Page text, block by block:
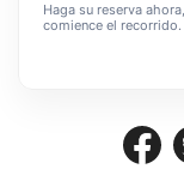
Haga su reserva
comience el recorrido.